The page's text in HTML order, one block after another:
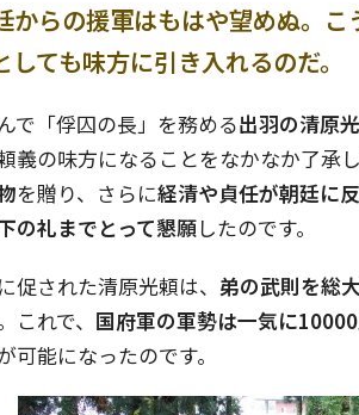
からの援軍はもはや望めぬ。
しても味方に引き入れるのだ。
で「俘囚の長」を務める出羽の清原
義の味方になることをなかなか了承
を贈り、さらに経清や貞任が朝廷に
の礼までとって懇願したのです。
促された清原光頼は、 弟の武則を総
これで、 国府軍の軍勢は一気に
可能になったのです。